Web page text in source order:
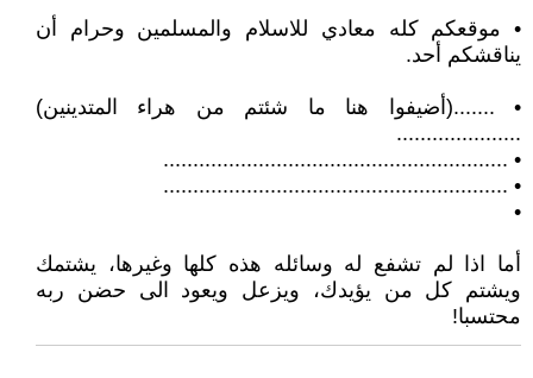
• موقعكم كله معادي للاسلام والمسلمين وحرام أن
يناقشكم أحد.
• .......(أضيفوا هنا ما شئتم من هراء المتدينين)
.....................
• ..........................................................
• ..........................................................
•
أما اذا لم تشفع له وسائله هذه كلها وغيرها، يشتمك
ويشتم كل من يؤيدك، ويزعل ويعود الى حضن ربه
محتسبا!